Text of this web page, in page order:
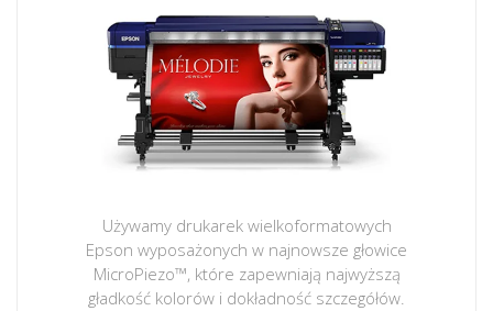
Używamy drukarek wielkoformatowych
Epson wyposażonych w najnowsze głowice
MicroPiezo™, które zapewniają najwyższą
gładkość kolorów i dokładność szczegółów.